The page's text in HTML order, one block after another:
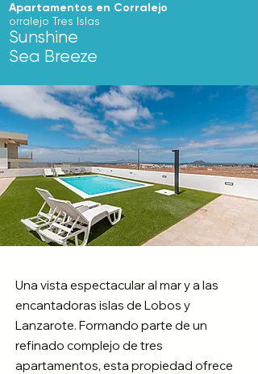
Apartamentos en Corralejo
orralejo Tres Islas
Sunshine
Sea Breeze
Una vista espectacular al mar y a las
encantadoras islas de Lobos y
Lanzarote. Formando parte de un
refinado complejo de tres
apartamentos, esta propiedad ofrece